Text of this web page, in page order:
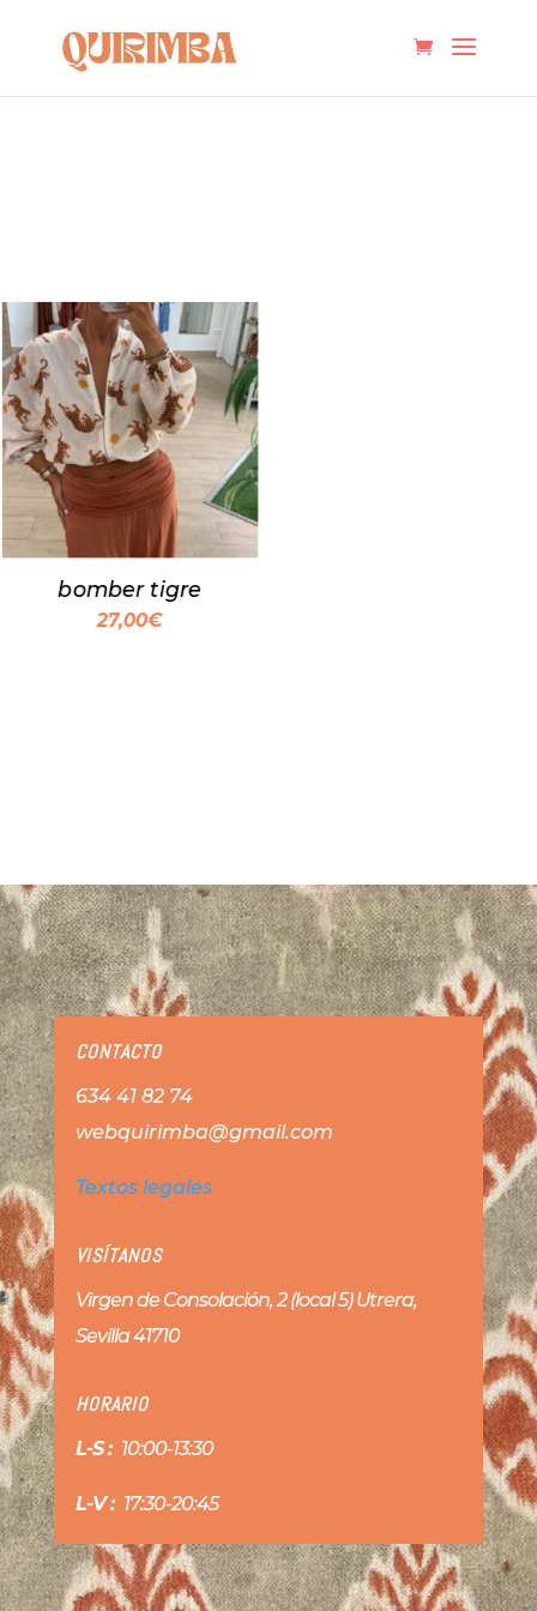
bomber tigre
27,00€
CONTACTO
634 41 82 74
webquirimba@gmail.com
Textos legales
VISÍTANOS
Virgen de Consolación, 2 (local 5) Utrera,
Sevilla 41710
HORARIO
L-S : 10:00-13:30
L-V : 17:30-20:45